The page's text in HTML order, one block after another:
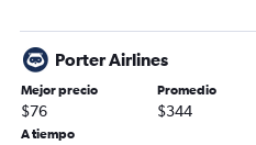
Porter Airlines
Mejor precio
$76
Promedio
$344
A tiempo